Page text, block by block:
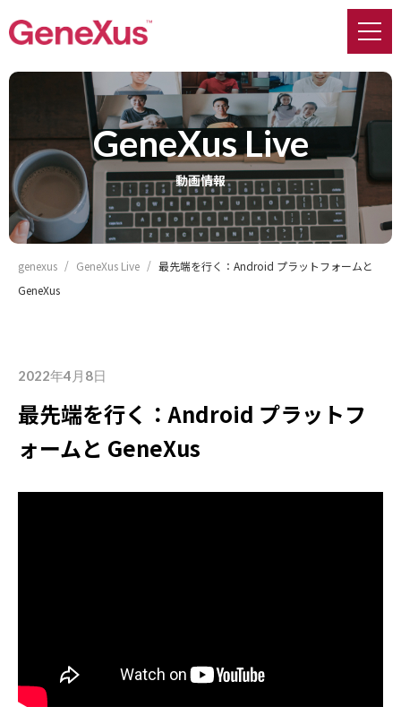
GeneXus Live
動画情報
genexus GeneXus Live
最先端を行く：Android プラットフォームと
GeneXus
2022年4月8日
最先端を行く：Android プラットフ
ォームと GeneXus